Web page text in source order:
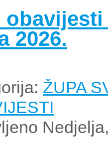
obavijesti
2026.
ŽUPA